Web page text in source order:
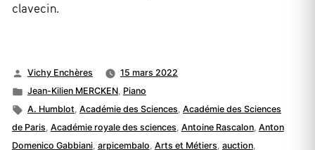
clavecin.
Publié
par
Vichy Enchères
15 mars 2022
Publié
dans
Jean-Kilien MERCKEN Piano
Étiquettes :
A. Humblot ,Académie des Sciences ,Académie des Sciences
de Paris Académie royale des sciences Antoine Rascalon, Anton
Domenico Gabbiani, arpicembalo Arts et Métiers auction,